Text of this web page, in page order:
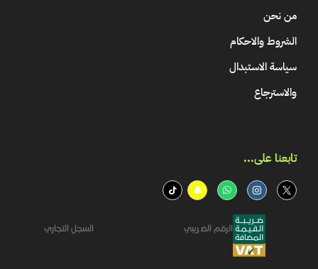
من نحن
الشروط والاحكام
سياسة الاستبدال
والاسترجاع
تابعنا على...​
الرقم الضريبي السجل التجاري